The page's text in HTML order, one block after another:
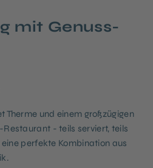
mit Genuss-
und einem großzügigen
- teils serviert, teils
perfekte Kombination aus